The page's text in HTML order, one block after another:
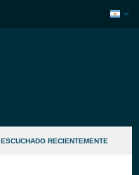
ESCUCHADO RECIENTEMENTE